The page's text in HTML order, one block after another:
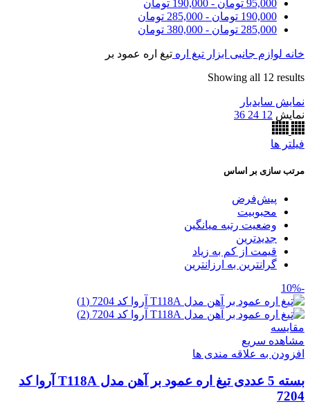
95,000 تومان -
190,000 تومان
190,000 تومان -
285,000 تومان
285,000 تومان -
380,000 تومان
خانه لوازم جانبی ابزار تیغ اره تیغ اره عمود بر
Showing all 12 results
نمایش سایدبار
نمایش 12
24
36
فیلتر ها
مرتب سازی بر اساس
پیش‌فرض
محبوبیت
وضعیت رتبه میانگین
جدیدترین
قیمت از کم به زیاد
گرانترین به ارزانترین
-10%
مقایسه
مشاهده سریع
افزودن به علاقه مندی ها
بسته 5 عددی تیغ اره عمود بر آهن مدل T118A آروا کد
7204